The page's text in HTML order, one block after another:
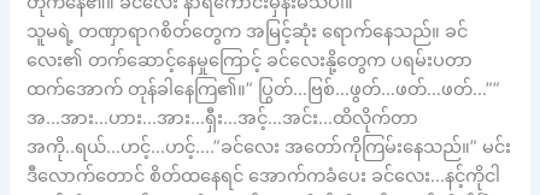
သူမရဲ့ တဏှာရာဂစိတ်တွေက အမြင့်ဆုံး ရောက်နေသည်။ ခင်
လေး၏ တက်ဆောင့်နေမှုကြောင့် ခင်လေးနို့တွေက ပရမ်းပတာ
ထက်အောက် တုန်ခါနေကြ၏။” ပြွတ်…ဗြစ်…ဖွတ်…ဖတ်…ဖတ်…””
အ…အား…ဟား…အား…ရှီး…အင့်…အင်း…ထိလိုက်တာ
အကို..ရယ်…ဟင့်…ဟင့်….”ခင်လေး အတော်ကိုကြမ်းနေသည်။” မင်း
ဒီလောက်တောင် စိတ်ထနေရင် အောက်ကခံပေး ခင်လေး…နင့်ကိုငါ